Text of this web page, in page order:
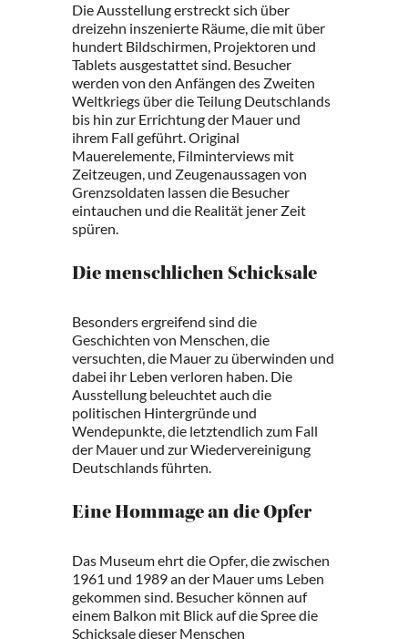
Die Ausstellung erstreckt sich über
dreizehn inszenierte Räume, die mit über
hundert Bildschirmen, Projektoren und
Tablets ausgestattet sind. Besucher
werden von den Anfängen des Zweiten
Weltkriegs über die Teilung Deutschlands
bis hin zur Errichtung der Mauer und
ihrem Fall geführt. Original
Mauerelemente, Filminterviews mit
Zeitzeugen, und Zeugenaussagen von
Grenzsoldaten lassen die Besucher
eintauchen und die Realität jener Zeit
spüren.
Die menschlichen Schicksale
Besonders ergreifend sind die
Geschichten von Menschen, die
versuchten, die Mauer zu überwinden und
dabei ihr Leben verloren haben. Die
Ausstellung beleuchtet auch die
politischen Hintergründe und
Wendepunkte, die letztendlich zum Fall
der Mauer und zur Wiedervereinigung
Deutschlands führten.
Eine Hommage an die Opfer
Das Museum ehrt die Opfer, die zwischen
1961 und 1989 an der Mauer ums Leben
gekommen sind. Besucher können auf
einem Balkon mit Blick auf die Spree die
Schicksale dieser Menschen